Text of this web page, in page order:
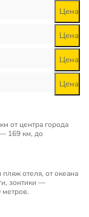
Цена
Цена
Цена
Цена
от центра города
169 км, до
отеля, от океана
зонтики —